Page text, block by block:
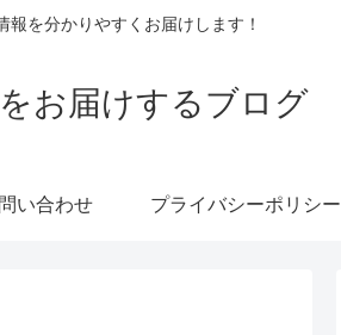
報を分かりやすくお届けします！
お届けするブログ
い合わせ プライバシーポリシー